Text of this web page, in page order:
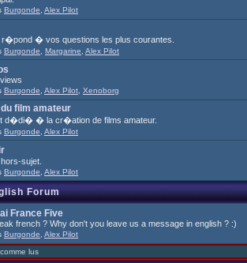
Burgonde Alex Pilot
r�pond � vos questions les plus courantes.
Burgonde Margarine Alex Pilot
Burgonde Alex Pilot Xenoborg
film amateur
d�di� � la cr�ation de films amateur.
Burgonde Alex Pilot
sujet.
Burgonde Alex Pilot
Forum
France Five
french ? Why don't you leave us a message in english ? :)
Burgonde Alex Pilot
lus